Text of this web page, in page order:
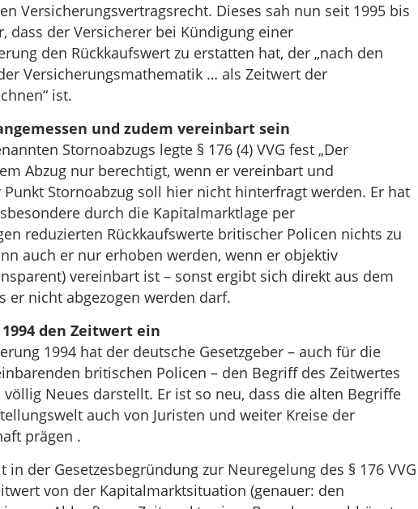
Versicherungsvertragsrecht. Dieses sah nun seit 1995 bis
dass der Versicherer bei Kündigung einer
den Rückkaufswert zu erstatten hat, der „nach den
Versicherungsmathematik … als Zeitwert der
ist.
und zudem vereinbart sein
Stornoabzugs legte § 176 (4) VVG fest „Der
Abzug nur berechtigt, wenn er vereinbart und
Punkt Stornoabzug soll hier nicht hinterfragt werden. Er hat
durch die Kapitalmarktlage per
reduzierten Rückkaufswerte britischer Policen nichts zu
auch er nur erhoben werden, wenn er objektiv
vereinbart ist – sonst ergibt sich direkt aus dem
er nicht abgezogen werden darf.
den Zeitwert ein
1994 hat der deutsche Gesetzgeber – auch für die
britischen Policen – den Begriff des Zeitwertes
Neues darstellt. Er ist so neu, dass die alten Begriffe
auch von Juristen und weiter Kreise der
prägen .
in der Gesetzesbegründung zur Neuregelung des § 176 VVG
von der Kapitalmarktsituation (genauer: den